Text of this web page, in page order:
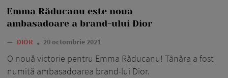
Emma Răducanu este noua
ambasadoare a brand-ului Dior
— DIOR 20 octombrie 2021
O nouă victorie pentru Emma Răducanu! Tânăra a fost
numită ambasadoarea brand-lui Dior.